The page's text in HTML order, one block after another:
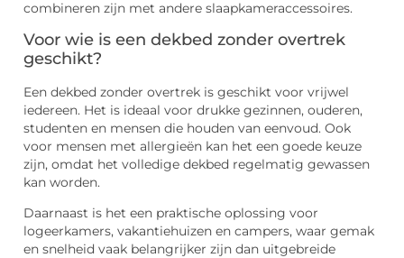
combineren zijn met andere slaapkameraccessoires.
Voor wie is een dekbed zonder overtrek
geschikt?
Een dekbed zonder overtrek is geschikt voor vrijwel
iedereen. Het is ideaal voor drukke gezinnen, ouderen,
studenten en mensen die houden van eenvoud. Ook
voor mensen met allergieën kan het een goede keuze
zijn, omdat het volledige dekbed regelmatig gewassen
kan worden.
Daarnaast is het een praktische oplossing voor
logeerkamers, vakantiehuizen en campers, waar gemak
en snelheid vaak belangrijker zijn dan uitgebreide